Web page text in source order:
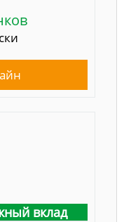
вклад